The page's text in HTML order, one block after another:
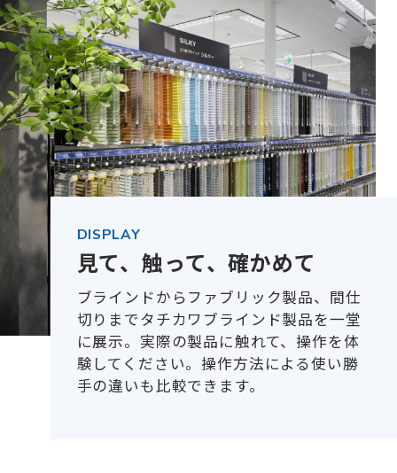
DISPLAY
見て、触って、確かめて
ブラインドからファブリック製品、間仕
切りまでタチカワブラインド製品を一堂
に展示。実際の製品に触れて、操作を体
験してください。操作方法による使い勝
手の違いも比較できます。